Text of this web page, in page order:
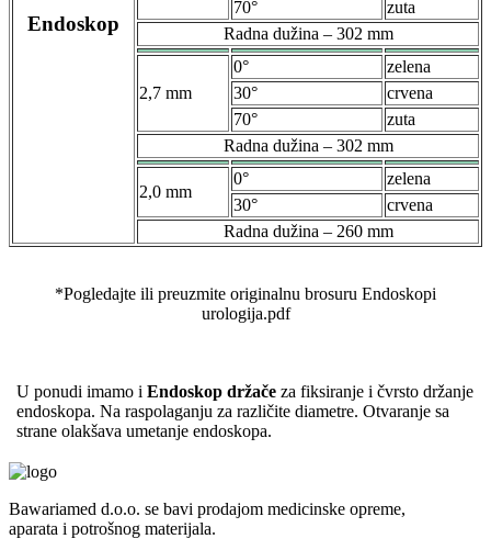
Endoskop
70°
zuta
Radna dužina – 302 mm
2,7 mm
0°
zelena
30°
crvena
70°
zuta
Radna dužina – 302 mm
2,0 mm
0°
zelena
30°
crvena
Radna dužina – 260 mm
*Pogledajte ili preuzmite originalnu brosuru Endoskopi
urologija.pdf
U ponudi imamo i Endoskop držače za fiksiranje i čvrsto držanje
endoskopa. Na raspolaganju za različite diametre. Otvaranje sa
strane olakšava umetanje endoskopa.
Bawariamed d.o.o. se bavi prodajom medicinske opreme,
aparata i potrošnog materijala.